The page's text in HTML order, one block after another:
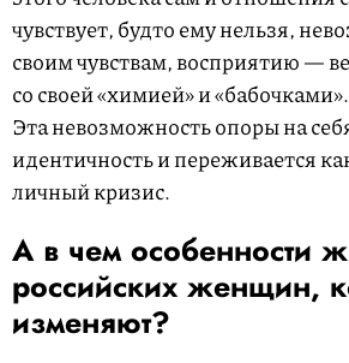
чувствует, будто ему нельзя,
своим чувствам, восприятию —
со своей «химией» и «бабочками».
Эта невозможность опоры на
идентичность и переживается
личный кризис.
А в чем особенности
российских женщин,
изменяют?